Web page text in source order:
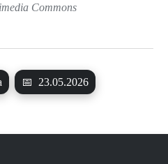
📅 23.05.2026
Commons